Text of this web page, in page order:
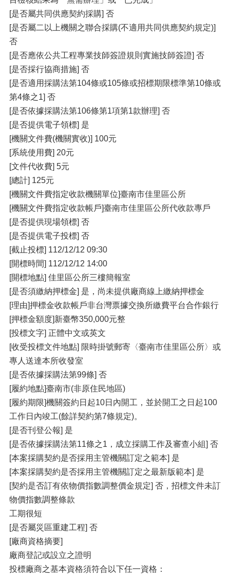
[是否屬共同供應契約採購] 否
[是否屬二以上機關之聯合採購(不適用共同供應契約規定)]
否
[是否應依公共工程專業技師簽證規則實施技師簽證] 否
[是否採行協商措施] 否
[是否適用採購法第104條或105條或招標期限標準第10條或
第4條之1] 否
[是否依據採購法第106條第1項第1款辦理] 否
[是否提供電子領標] 是
[機關文件費(機關實收)] 100元
[系統使用費] 20元
[文件代收費] 5元
[總計] 125元
[機關文件費指定收款機關單位]臺南市佳里區公所
[機關文件費指定收款帳戶]臺南市佳里區公所代收款專戶
[是否提供現場領標] 否
[是否提供電子投標] 否
[截止投標] 112/12/12 09:30
[開標時間] 112/12/12 14:00
[開標地點] 佳里區公所三樓簡報室
[是否須繳納押標金] 是，尚未提供廠商線上繳納押標金
[理由]押標金收款帳戶非台灣票據交換所繳費平台合作銀行
[押標金額度]新臺幣350,000元整
[投標文字] 正體中文或英文
[收受投標文件地點] 限時掛號郵寄〈臺南市佳里區公所〉或
專人送達本所收發室
[是否依據採購法第99條] 否
[履約地點]臺南市(非原住民地區)
[履約期限]機關簽約日起10日內開工，並於開工之日起100
工作日內竣工(餘詳契約第7條規定)。
[是否刊登公報] 是
[是否依據採購法第11條之1，成立採購工作及審查小組] 否
[本案採購契約是否採用主管機關訂定之範本] 是
[本案採購契約是否採用主管機關訂定之最新版範本] 是
[契約是否訂有依物價指數調整價金規定] 否，招標文件未訂
物價指數調整條款
工期很短
[是否屬災區重建工程] 否
[廠商資格摘要]
廠商登記或設立之證明
投標廠商之基本資格須符合以下任一資格：